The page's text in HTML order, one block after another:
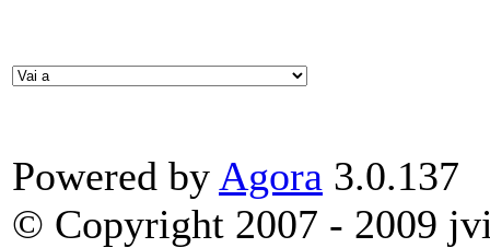
Powered by Agora 3.0.137
© Copyright 2007 - 2009